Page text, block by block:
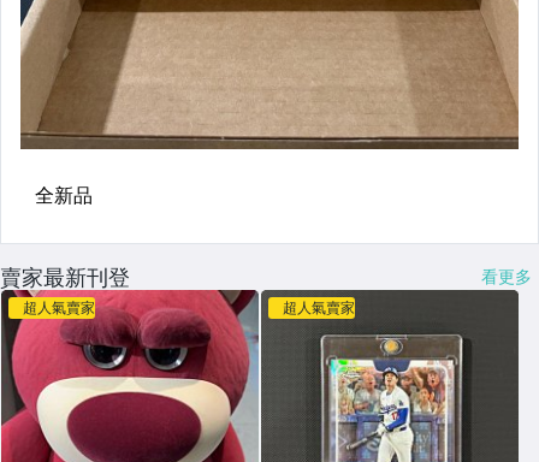
賣家最新刊登 看更多
超人氣賣家 超人氣賣家